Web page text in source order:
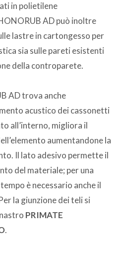
in polietilene
AD può inoltre
lastre in cartongesso per
sia sulle pareti esistenti
della controparete.
AD trova anche
acustico dei cassonetti
all’interno, migliora il
aumentandone la
Il lato adesivo permette il
del materiale; per una
è necessario anche il
la giunzione dei teli si
PRIMATE
.